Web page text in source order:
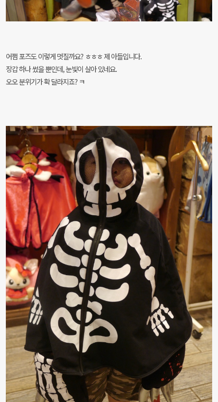
어쩜 포즈도 이렇게 멋질까요? ㅎㅎㅎ 제 아들입니다.
장갑 하나 썼을 뿐인데, 눈빛이 살아 있네요.
오오 분위기가 확 달라지죠? ㅋ